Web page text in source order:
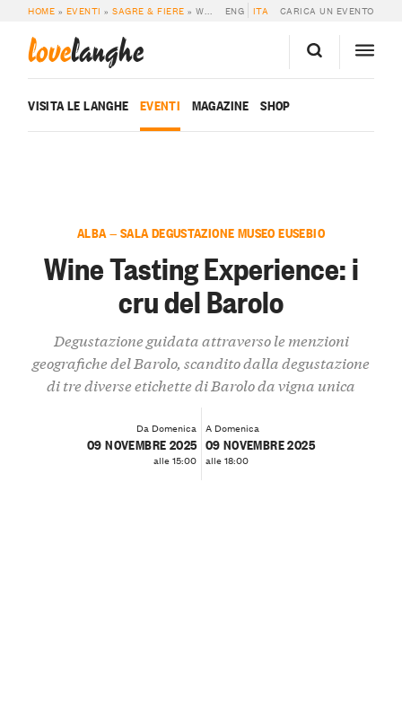
HOME » EVENTI »SAGRE & FIERE »WINE TASTING EXPERIENCE: I CRU DEL BAROLO ENG ITA CARICA UN EVENTO
lovelanghe
VISITA LE LANGHE EVENTI MAGAZINE SHOP
ALBA — SALA DEGUSTAZIONE MUSEO EUSEBIO
Wine Tasting Experience: i
cru del Barolo
Degustazione guidata attraverso le menzioni
geografiche del Barolo, scandito dalla degustazione
di tre diverse etichette di Barolo da vigna unica
Da Domenica
09 NOVEMBRE 2025
alle 15:00
A Domenica
09 NOVEMBRE 2025
alle 18:00